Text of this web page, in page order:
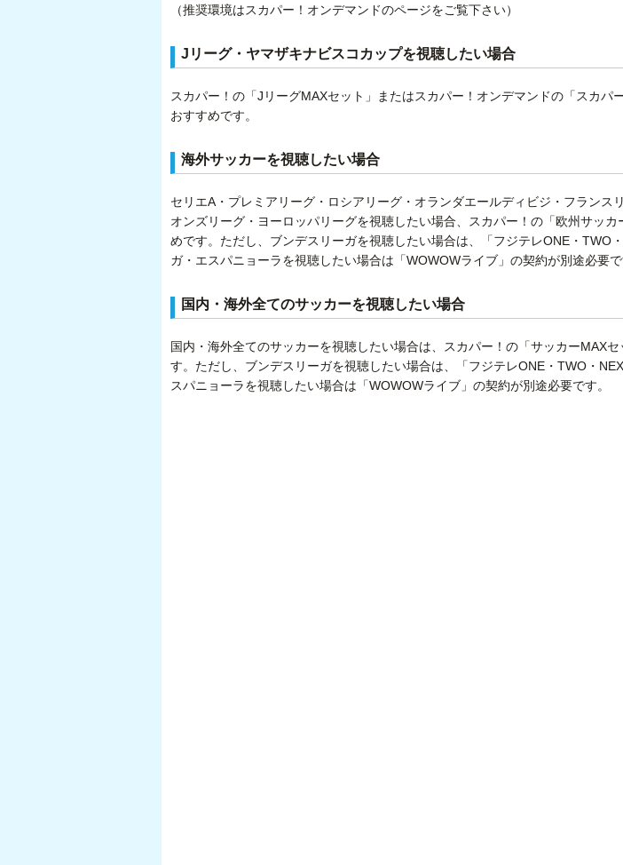
（推奨環境はスカパー！オンデマンドのページをご覧下さい）
Jリーグ・ヤマザキナビスコカップを視聴したい場合
スカパー！の「JリーグMAXセット」またはスカパー！オンデマンドの「スカパ
おすすめです。
海外サッカーを視聴したい場合
セリエA・プレミアリーグ・ロシアリーグ・オランダエールディビジ・フランス
オンズリーグ・ヨーロッパリーグを視聴したい場合、スカパー！の「欧州サッカ
めです。ただし、ブンデスリーガを視聴したい場合は、「フジテレONE・TWO
ガ・エスパニョーラを視聴したい場合は「WOWOWライブ」の契約が別途必要で
国内・海外全てのサッカーを視聴したい場合
国内・海外全てのサッカーを視聴したい場合は、スカパー！の「サッカーMAX
す。ただし、ブンデスリーガを視聴したい場合は、「フジテレONE・TWO・
スパニョーラを視聴したい場合は「WOWOWライブ」の契約が別途必要です。